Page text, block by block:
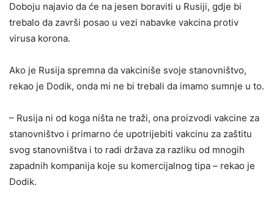
Doboju najavio da će na jesen boraviti u Rusiji, gdje bi
trebalo da završi posao u vezi nabavke vakcina protiv
virusa korona.
Ako je Rusija spremna da vakciniše svoje stanovništvo,
rekao je Dodik, onda mi ne bi trebali da imamo sumnje u to.
– Rusija ni od koga ništa ne traži, ona proizvodi vakcine za
stanovništvo i primarno će upotrijebiti vakcinu za zaštitu
svog stanovništva i to radi država za razliku od mnogih
zapadnih kompanija koje su komercijalnog tipa – rekao je
Dodik.